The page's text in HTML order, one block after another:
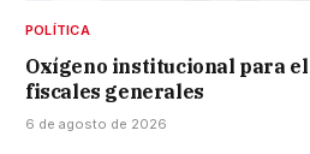
POLÍTICA
Oxígeno institucional para
fiscales generales
6 de agosto de 2026